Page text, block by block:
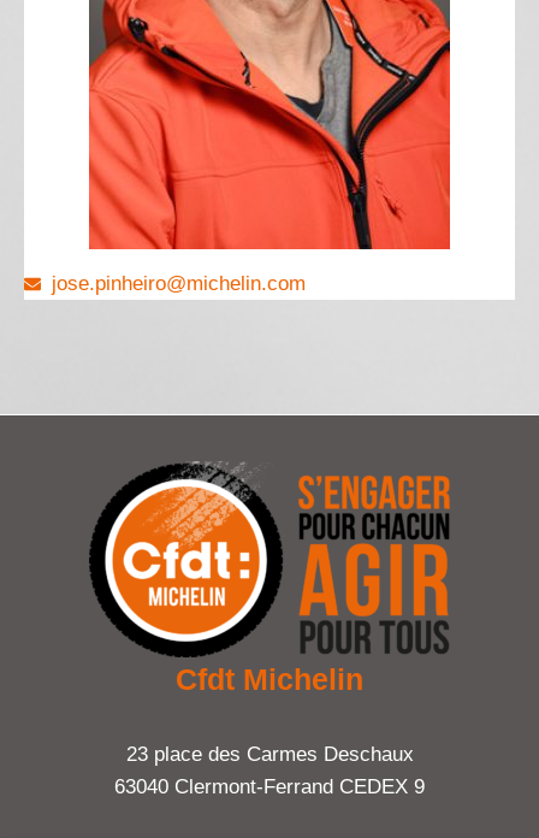
jose.pinheiro@michelin.com
Cfdt Michelin
23 place des Carmes Deschaux
63040 Clermont-Ferrand CEDEX 9